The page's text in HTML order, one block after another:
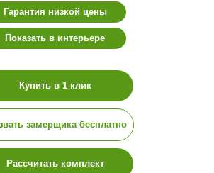
Гарантия низкой цены
Показать в интерьере
Купить в 1 клик
замерщика бесплатно
Рассчитать комплект